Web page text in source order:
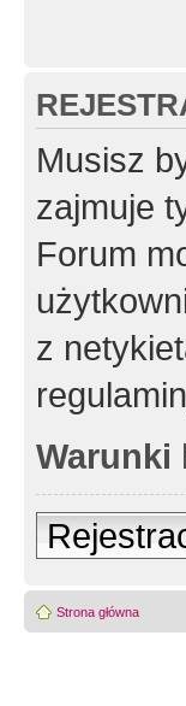
Musisz
zajmuje
Forum
z
Warunki
Strona główna